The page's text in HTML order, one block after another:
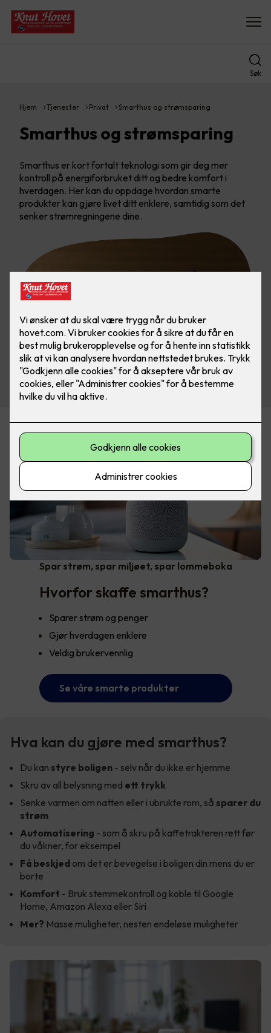
Søk
Hjem Tjenester Privat Smarthus og strømsparing
Smarthus og strømsparing
Smarthus er kort fortalt teknologi som gir deg mer
kontroll på energiforbruket ditt og bedre komfort i
hverdagen. Her kan du oppdage hvordan smarte
produkter kan gjøre livet ditt enklere, samtidig som det
senker strømregningene dine.
Spar strøm, spar miljøet, spar lommeboka
Hvorfor skaffe smarthus?
Sparer strøm og penger
Gjør hverdagen enklere
Veldig brukervennlig
Se våre smarte produkter
Hva kan du gjøre med smarthus?
Du kan styre boligen - selv når du ikke er hjemme
Skru av all belysning med ett trykk
Senke varmen om natten eller i ubrukte rom, så sparer du
strøm
Automatisering - som å skru på kaffetrakteren rett før
du våkner, for eksempel
Få beskjed om det er bevegelse i boligen din mens du er
borte
Komfort - Bruk stemmekontroll og koble til Google
Home, Amazon Alexa eller Siri
Mer? Masse muligheter, nesten endeløse muligheter